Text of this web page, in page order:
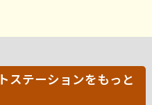
ステーションをもっと